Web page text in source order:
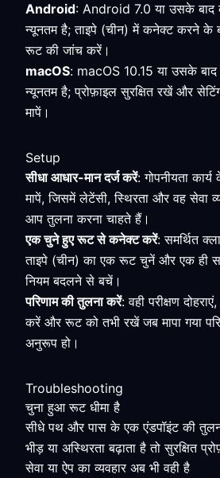
Android: Android 7.0 या उसके बाद
न्यूनतम है; ताइपे (चीन) में कनेक्ट करने के
रूट की जांच करें।
macOS: macOS 10.15 या उसके
न्यूनतम है; प्रोफ़ाइल सुरक्षित रखें और
मापें।
Setup
सीधा आधार-मान दर्ज करें: गोपनीयता
मापें, जिसमें लेटेंसी, स्थिरता और वह सेवा
आप तुलना करना चाहते हैं।
एक चुने हुए रूट से कनेक्ट करें: समर्थित
ताइपे (चीन) का एक रूट चुनें और एक ही
नियम बदलने से बचें।
परिणाम की तुलना करें: वही परीक्षण
करें और रूट को तभी रखें जब मापा गया
अनुरूप हो।
Troubleshooting
चुना हुआ रूट धीमा है
सीधे पथ और पास के एक एंडपॉइंट की
भीड़ या अस्थिरता बढ़ाता है तो सुरक्षित
सेवा या ऐप का व्यवहार अब भी वही है